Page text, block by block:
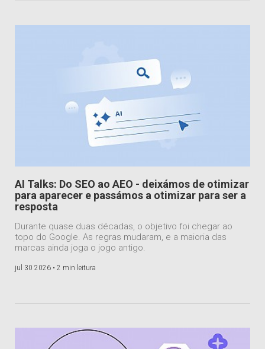
AI Talks: Do SEO ao AEO - deixámos de otimizar
para aparecer e passámos a otimizar para ser a
resposta
Durante quase duas décadas, o objetivo foi chegar ao
topo do Google. As regras mudaram, e a maioria das
marcas ainda joga o jogo antigo.
jul 30 2026 • 2 min leitura